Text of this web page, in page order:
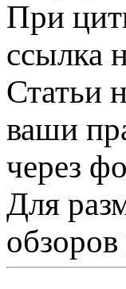
При
ссылка
Статьи
ваши
через
Для